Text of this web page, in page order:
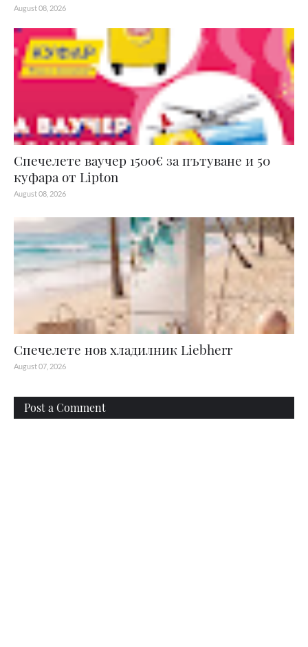
August 08, 2026
Спечелете ваучер 1500€ за пътуване и 50
куфара от Lipton
August 08, 2026
Спечелете нов хладилник Liebherr
August 07, 2026
Post a Comment